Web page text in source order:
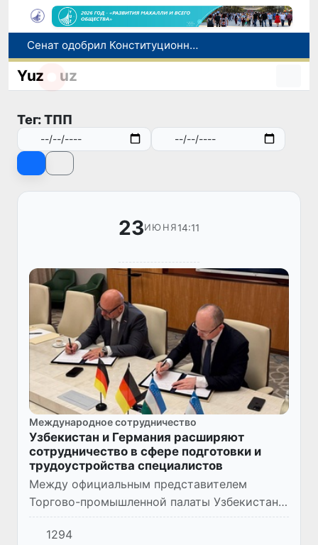
Сенат одобрил Конституционный закон о правовом статусе Администрации Президента Республики Узбекистан
В Ташкенте задержали подозреваемых в распространении крупной партии наркотиков
Страны Центральной Азии одобрили проект автоматизированного учета воды в бассейне Сырдарьи
Yuz uz
Тег: ТПП
23ИЮНЯ14:11
Международное сотрудничество
Узбекистан и Германия расширяют
сотрудничество в сфере подготовки и
трудоустройства специалистов
Между официальным представителем
Торгово-промышленной палаты Узбекистана
в Германии - UZ Trade House Germany (UZTH)
и международной кадровой компанией
1294